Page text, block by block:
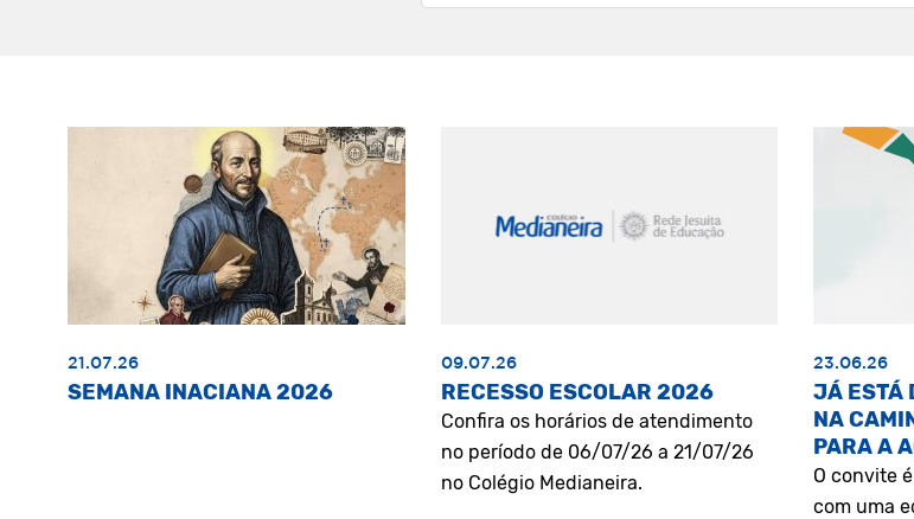
21.07.26
SEMANA INACIANA 2026
09.07.26
RECESSO ESCOLAR 2026
Confira os horários de atendimento
no período de 06/07/26 a 21/07/26
no Colégio Medianeira.
23.06.26
JÁ ESTÁ
NA
PARA A
O convite
com uma